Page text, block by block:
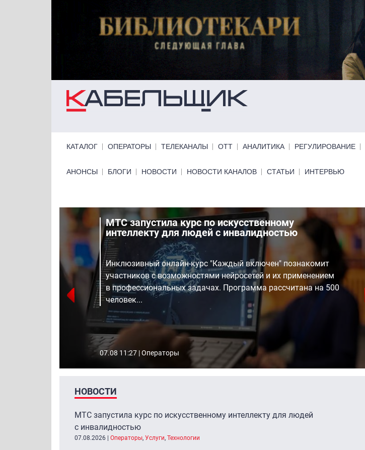
КАТАЛОГ ОПЕРАТОРЫ ТЕЛЕКАНАЛЫ ОТТ АНАЛИТИКА РЕГУЛИРОВАНИЕ
Primary links bottom
АНОНСЫ БЛОГИ НОВОСТИ НОВОСТИ КАНАЛОВ СТАТЬИ ИНТЕРВЬЮ
МТС запустила курс по искусственному
интеллекту для людей с инвалидностью
Инклюзивный онлайн-курс "Каждый включен" познакомит
участников с возможностями нейросетей и их применением
в профессиональных задачах. Программа рассчитана на 500
человек...
07.08 11:27 |Операторы
НОВОСТИ
МТС запустила курс по искусственному интеллекту для людей
с инвалидностью
07.08.2026 | Операторы, Услуги, Технологии